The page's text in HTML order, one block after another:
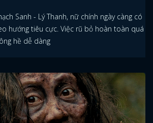
Sanh - Lý Thanh, nữ chính ngày càng có
hướng tiêu cực. Việc rũ bỏ hoàn toàn quá
hề dễ dàng